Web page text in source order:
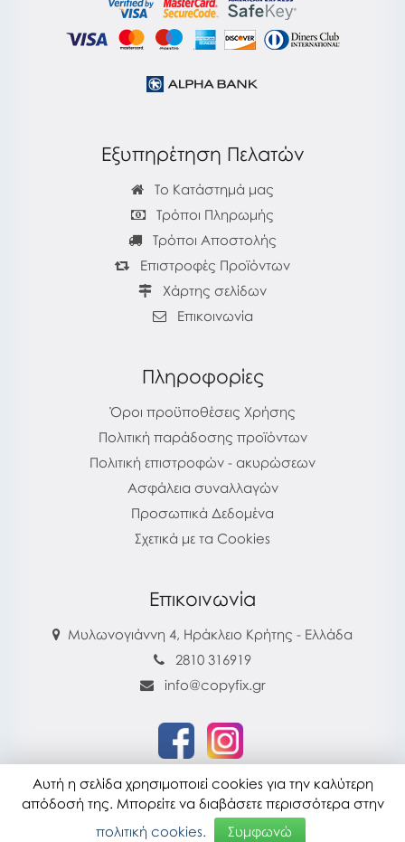
Εξυπηρέτηση Πελατών
Το Κατάστημά μας
Τρόποι Πληρωμής
Τρόποι Αποστολής
Επιστροφές Προϊόντων
Χάρτης σελίδων
Επικοινωνία
Πληροφορίες
Όροι προϋποθέσεις Χρήσης
Πολιτική παράδοσης προϊόντων
Πολιτική επιστροφών - ακυρώσεων
Ασφάλεια συναλλαγών
Προσωπικά Δεδομένα
Σχετικά με τα Cookies
Επικοινωνία
Μυλωνογιάννη 4, Ηράκλειο Κρήτης - Ελλάδα
2810 316919
info@copyfix.gr
copyfix.gr © 2026
Τελευταία ενημέρωση : 28-07-2026 16:22
Αυτή η σελίδα χρησιμοποιεί cookies για την καλύτερη
απόδοσή της. Μπορείτε να διαβάσετε περισσότερα στην
πολιτική cookies.
Συμφωνώ